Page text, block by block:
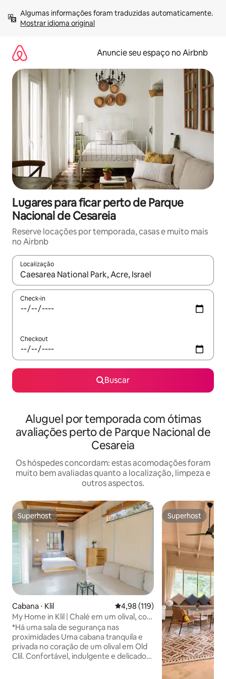
para
Mostrar idioma original
Anuncie seu espaço no Airbnb
Lugares para ficar perto de Parque
Nacional de Cesareia
Reserve locações por temporada, casas e muito mais
no Airbnb
Localização
Quando os resultados estiverem disponíveis, explore-os
Check-in
Checkout
Buscar
Aluguel por temporada com ótimas
avaliações perto de Parque Nacional de
Cesareia
Os hóspedes concordam: estas acomodações foram
muito bem avaliadas quanto a localização, limpeza e
outros aspectos.
Superhost
Superhost
Cabana ⋅ Klil 4,98 de uma avaliação média de
4,98 (119)
My Home in Klil | Chalé em um olival, com
um enorme quintal privativo
*Há uma sala de segurança nas
proximidades Uma cabana tranquila e
privada no coração de um olival em Old
Clil. Confortável, indulgente e delicado
Superhost
Superhost